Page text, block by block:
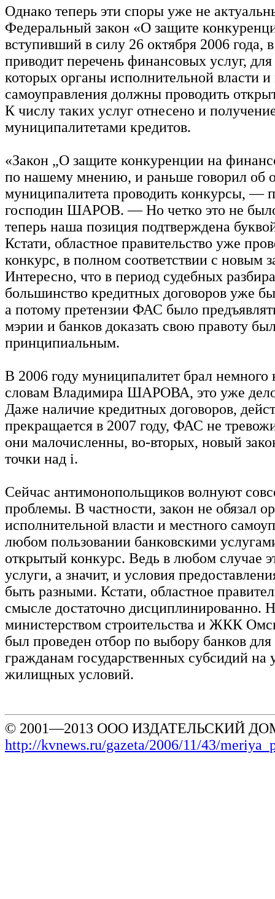
Однако теперь эти споры уже не
Федеральный закон «О защите
вступивший в силу 26 октября 2006 года, в
приводит перечень финансовых услуг,
которых органы исполнительной власти и
самоуправления должны проводить
К числу таких услуг отнесено и
муниципалитетами кредитов.
«Закон „О защите конкуренции на
по нашему мнению, и раньше говорил об
муниципалитета проводить конкурсы, —
господин ШАРОВ. — Но четко это не
теперь наша позиция подтверждена
Кстати, областное правительство уже
конкурс, в полном соответствии с новым
Интересно, что в период судебных
большинство кредитных договоров уже
а потому претензии ФАС было
мэрии и банков доказать свою правоту
принципиальным.
В 2006 году муниципалитет брал немного
словам Владимира ШАРОВА, это уже
Даже наличие кредитных договоров,
прекращается в 2007 году, ФАС не
они малочисленны, во-вторых, новый
точки над i.
Сейчас антимонопольщиков волнуют
проблемы. В частности, закон не обязал
исполнительной власти и местного
любом пользовании банковскими
открытый конкурс. Ведь в любом случае
услуги, а значит, и условия
быть разными. Кстати, областное
смысле достаточно дисциплинированно.
министерством строительства и ЖКК
был проведен отбор по выбору банков
гражданам государственных субсидий на
жилищных условий.
© 2001—2013 ООО ИЗДАТЕЛЬСКИЙ
http://kvnews.ru/gazeta/2006/11/43/